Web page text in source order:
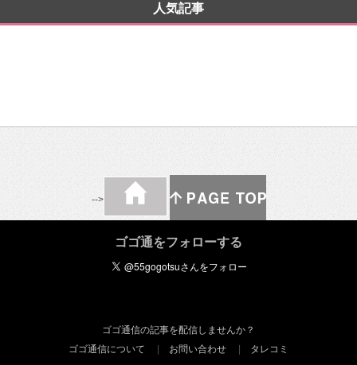
人気記事
-->
ゴゴ通をフォローする
ゴゴ通信の記事を配信しませんか？
ゴゴ通信について
お問い合わせ
タレコミ